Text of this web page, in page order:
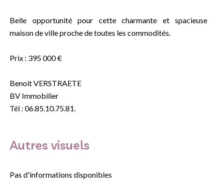
Belle opportunité pour cette charmante et spacieuse
maison de ville proche de toutes les commodités.
Prix : 395 000 €
Benoit VERSTRAETE
BV Immobilier
Tél : 06.85.10.75.81.
Autres visuels
Pas d'informations disponibles